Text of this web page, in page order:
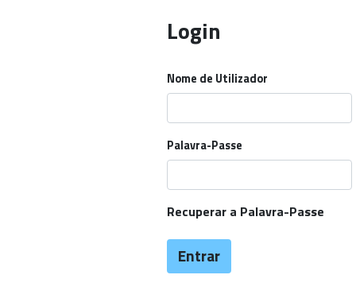
Login
Nome de Utilizador
Palavra-Passe
Recuperar a Palavra-Passe